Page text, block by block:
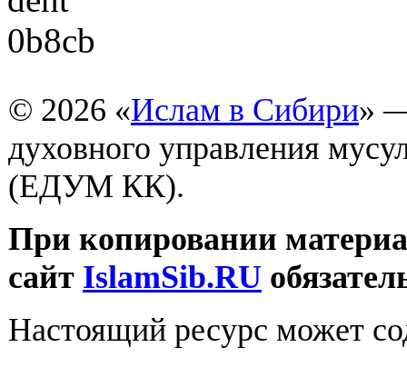
© 2026 «Ислам в Сибири»
духовного управления
(ЕДУМ КК).
При копировании
сайт IslamSib.RU
Настоящий ресурс может